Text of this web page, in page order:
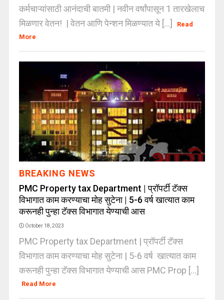
कर्मचाऱ्यांसाठी आनंदाची बातमी | नवीन वर्षांपासून 1 तारखेलाच
मिळणार वेतन! | वेतन आणि पेन्शन मिळण्यात ये [...]
Read
More
BREAKING NEWS
PMC Property tax Department | प्रॉपर्टी टॅक्स
विभागात काम करण्याचा मोह सुटेना | 5-6 वर्ष खात्यात काम
करूनही पुन्हा टॅक्स विभागात येण्याची आस
October 18, 2023
PMC Property tax Department | प्रॉपर्टी टॅक्स
विभागात काम करण्याचा मोह सुटेना | 5-6 वर्ष खात्यात काम
करूनही पुन्हा टॅक्स विभागात येण्याची आस PMC Prop [...]
Read More